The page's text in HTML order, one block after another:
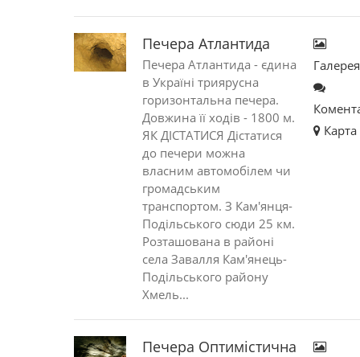
Печера Атлантида
Печера Атлантида - єдина
в Україні триярусна
горизонтальна печера.
Довжина її ходів - 1800 м.
ЯК ДІСТАТИСЯ Дістатися
до печери можна
власним автомобі­лем чи
громадським
транспортом. З Кам'янця-
Подільського сюди 25 км.
Розташована в районі
села Завалля Кам'янець-
Подільського району
Хмель...
Галерея
Карта
Печера Оптимістична